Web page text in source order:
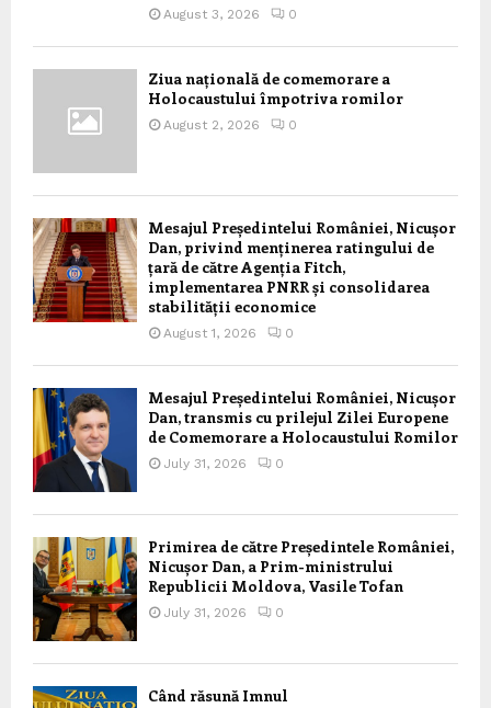
August 3, 2026 0
Ziua națională de comemorare a
Holocaustului împotriva romilor
August 2, 2026 0
Mesajul Președintelui României, Nicușor
Dan, privind menținerea ratingului de
țară de către Agenția Fitch,
implementarea PNRR și consolidarea
stabilității economice
August 1, 2026 0
Mesajul Președintelui României, Nicușor
Dan, transmis cu prilejul Zilei Europene
de Comemorare a Holocaustului Romilor
July 31, 2026 0
Primirea de către Președintele României,
Nicușor Dan, a Prim-ministrului
Republicii Moldova, Vasile Tofan
July 31, 2026 0
Când răsună Imnul